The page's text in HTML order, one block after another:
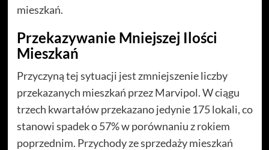
mieszkań.
Przekazywanie Mniejszej Ilości
Mieszkań
Przyczyną tej sytuacji jest zmniejszenie liczby
przekazanych mieszkań przez Marvipol. W ciągu
trzech kwartałów przekazano jedynie 175 lokali, co
stanowi spadek o 57% w porównaniu z rokiem
poprzednim. Przychody ze sprzedaży mieszkań